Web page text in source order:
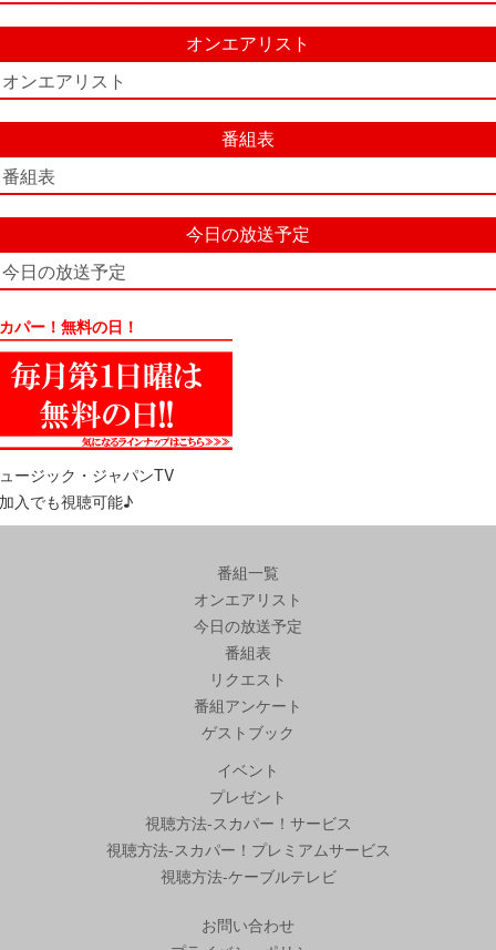
オンエアリスト
オンエアリスト
番組表
番組表
今日の放送予定
今日の放送予定
パー！無料の日！
ージック・ジャパンTV
入でも視聴可能♪
番組一覧
オンエアリスト
今日の放送予定
番組表
リクエスト
番組アンケート
ゲストブック
イベント
プレゼント
視聴方法-スカパー！サービス
視聴方法-スカパー！プレミアムサービス
視聴方法-ケーブルテレビ
お問い合わせ